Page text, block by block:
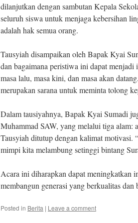
dilanjutkan dengan sambutan Kepala
seluruh siswa untuk menjaga kebersihan
adalah hak semua orang.
Tausyiah disampaikan oleh Bapak Kyai
dan bagaimana peristiwa ini dapat
masa lalu, masa kini, dan masa akan
merupakan sarana untuk meminta tolong
Dalam tausiyahnya, Bapak Kyai Sumadi
Muhammad SAW, yang melalui tiga alam:
Tausyiah ditutup dengan kalimat motivasi.
mimpi kita melambung setinggi bintang
Acara ini diharapkan dapat meningkatkan
membangun generasi yang berkualitas dan
Posted in Berita | Leave a comment